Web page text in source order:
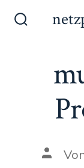
Inhalt
Autor